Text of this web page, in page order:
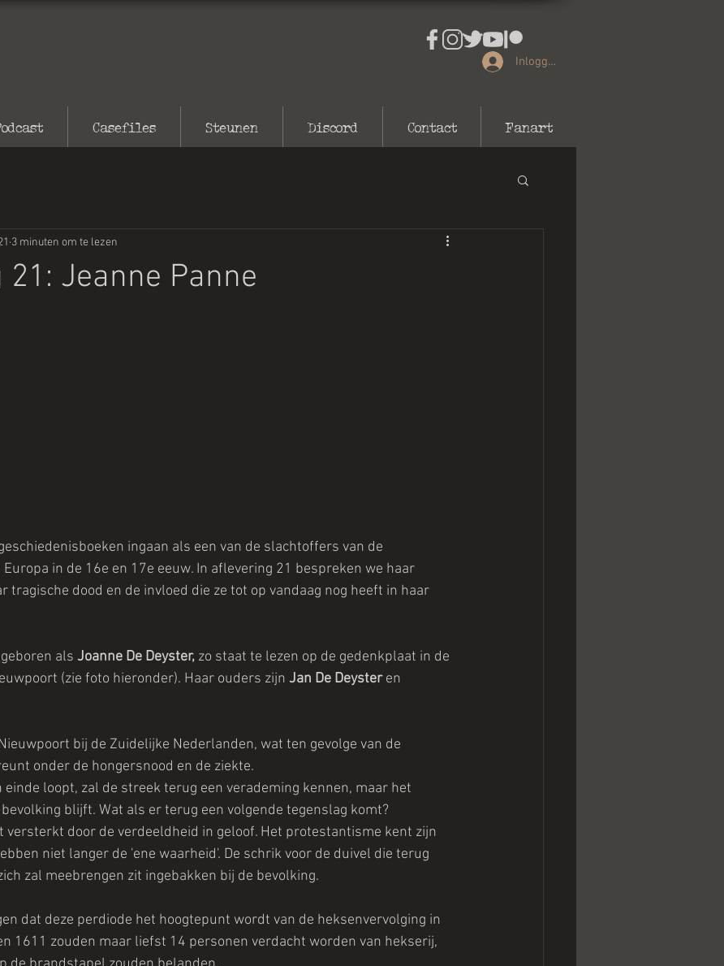
Inloggen
Casefiles Steunen Discord Contact Fanart
Jeanne Panne
3 minuten om te lezen
ingaan als een van de slachtoffers van de
in de 16e en 17e eeuw. In aflevering 21 bespreken we haar
tragische dood en de invloed die ze tot op vandaag nog heeft in haar
als Joanne De Deyster, zo staat te lezen op de gedenkplaat in de
(zie foto hieronder). Haar ouders zijn Jan De Deyster en
bij de Zuidelijke Nederlanden, wat ten gevolge van de
onder de hongersnood en de ziekte.
einde loopt, zal de streek terug een verademing kennen, maar het
blijft. Wat als er terug een volgende tegenslag komt?
versterkt door de verdeeldheid in geloof. Het protestantisme kent zijn
niet langer de 'ene waarheid'. De schrik voor de duivel die terug
zal meebrengen zit ingebakken bij de bevolking.
dat deze perdiode het hoogtepunt wordt van de heksenvervolging in
1611 zouden maar liefst 14 personen verdacht worden van hekserij,